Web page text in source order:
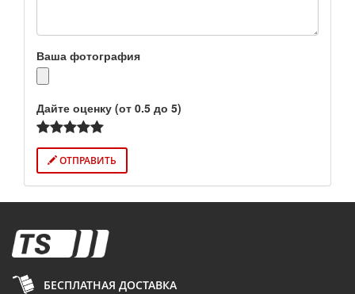
Ваша фотография
Дайте оценку (от 0.5 до 5)
ОТПРАВИТЬ
БЕСПЛАТНАЯ ДОСТАВКА